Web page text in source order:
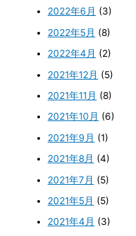
2022年6月 (3)
2022年5月 (8)
2022年4月 (2)
2021年12月 (5)
2021年11月 (8)
2021年10月 (6)
2021年9月 (1)
2021年8月 (4)
2021年7月 (5)
2021年5月 (5)
2021年4月 (3)